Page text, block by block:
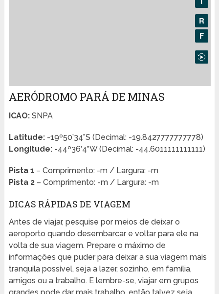
AERÓDROMO PARÁ DE MINAS
ICAO:SNPA
Latitude:-19º50’34”S (Decimal: -19.8427777777778)
Longitude:-44º36’4”W (Decimal: -44.6011111111111)
Pista 1 – Comprimento: -m / Largura: -m
Pista 2– Comprimento: -m / Largura: -m
DICAS RÁPIDAS DE VIAGEM
Antes de viajar, pesquise por meios de deixar o
aeroporto quando desembarcar e voltar para ele na
volta de sua viagem. Prepare o máximo de
informações que puder para deixar a sua viagem mais
tranquila possível, seja a lazer, sozinho, em família,
amigos ou a trabalho. E lembre-se, viajar em grupos